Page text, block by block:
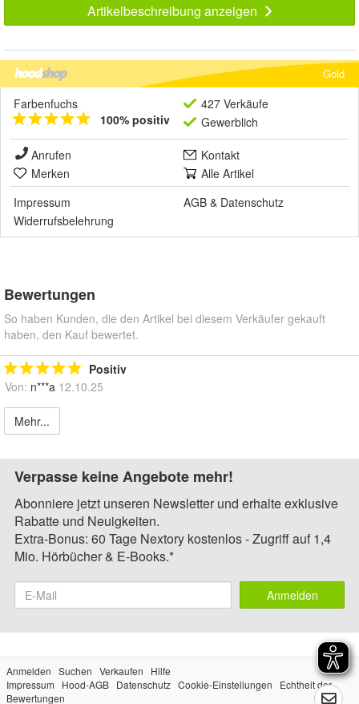
Artikelbeschreibung anzeigen
Gold
Farbenfuchs
100% positiv
427 Verkäufe
Gewerblich
Anrufen
Kontakt
Merken
Alle Artikel
Impressum
AGB & Datenschutz
Widerrufsbelehrung
Bewertungen
So haben Kunden, die den Artikel bei diesem Verkäufer gekauft
haben, den Kauf bewertet.
Positiv
Von: n***a 12.10.25
Mehr...
Verpasse keine Angebote mehr!
Abonniere jetzt unseren Newsletter und erhalte exklusive
Rabatte und Neuigkeiten.
Extra-Bonus: 60 Tage Nextory kostenlos - Zugriff auf 1,4
Mio. Hörbücher & E-Books.*
Anmelden
Anmelden Suchen Verkaufen
Hilfe
Impressum
Hood-AGB Datenschutz Cookie-Einstellungen
Echtheit der
Bewertungen